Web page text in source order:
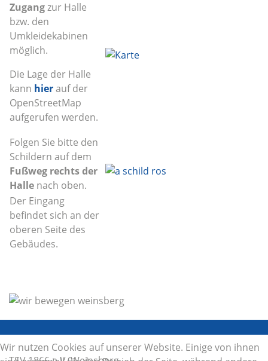
Zugangzur Halle
bzw. den
Umkleidekabinen
möglich.
Die Lage der Halle
kann hierauf der
OpenStreetMap
aufgerufen werden.
Folgen Sie bitte den
Schildern auf dem
Fußweg rechts der
Halle nach oben.
Der Eingang
befindet sich an der
oberen Seite des
Gebäudes.
Wir nutzen Cookies auf unserer Website. Einige von ihnen